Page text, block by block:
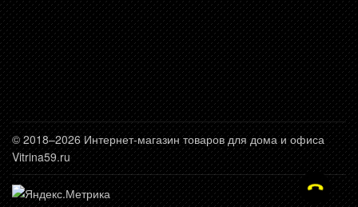
© 2018–2026 Интернет-магазин товаров для дома и офиса
Vitrina59.ru